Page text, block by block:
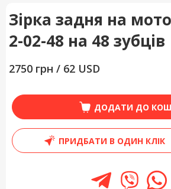
Зірка задня на
2-02-48 на 48 зубців
2750 грн / 62 USD
ДОДАТИ ДО
ПРИДБАТИ В ОДИН КЛІК